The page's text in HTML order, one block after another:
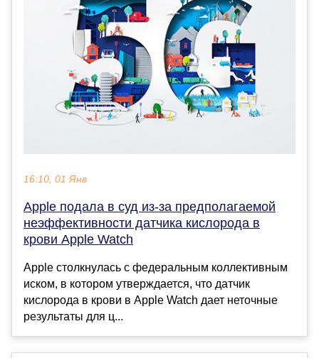
16:10, 01 Янв
Apple подала в суд из-за предполагаемой
неэффективности датчика кислорода в
крови Apple Watch
Apple столкнулась с федеральным коллективным
иском, в котором утверждается, что датчик
кислорода в крови в Apple Watch дает неточные
результаты для ц...